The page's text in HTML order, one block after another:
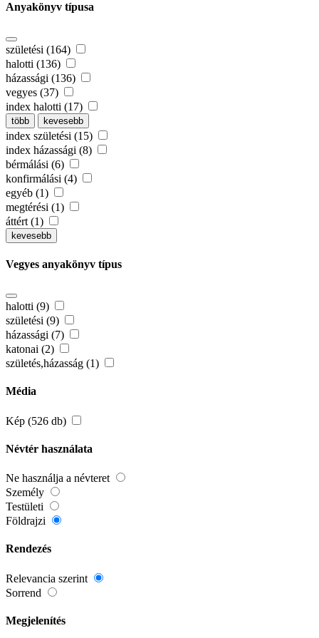
Anyakönyv típusa
születési (164)
halotti (136)
házassági (136)
vegyes (37)
index halotti (17)
több kevesebb
index születési (15)
index házassági (8)
bérmálási (6)
konfirmálási (4)
egyéb (1)
megtérési (1)
áttért (1)
kevesebb
Vegyes anyakönyv típus
halotti (9)
születési (9)
házassági (7)
katonai (2)
születés,házasság (1)
Média
Kép (526 db)
Névtér használata
Ne használja a névteret
Személy
Testületi
Földrajzi
Rendezés
Relevancia szerint
Sorrend
Megjelenítés